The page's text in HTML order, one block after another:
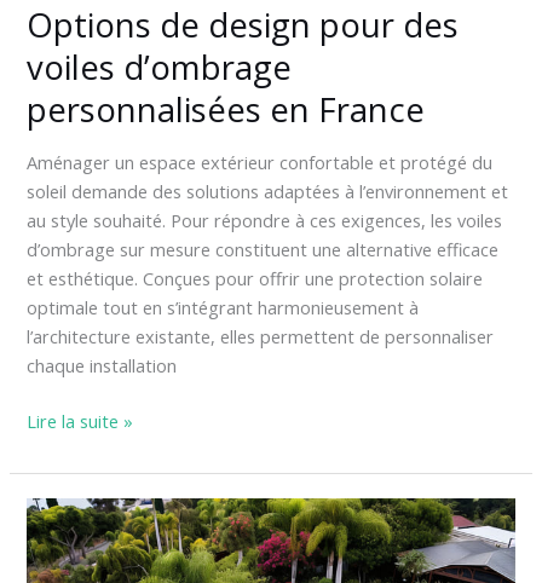
Options de design pour des
voiles d’ombrage
personnalisées en France
Aménager un espace extérieur confortable et protégé du
soleil demande des solutions adaptées à l’environnement et
au style souhaité. Pour répondre à ces exigences, les voiles
d’ombrage sur mesure constituent une alternative efficace
et esthétique. Conçues pour offrir une protection solaire
optimale tout en s’intégrant harmonieusement à
l’architecture existante, elles permettent de personnaliser
chaque installation
Lire la suite »
Bordures
flexibles
: